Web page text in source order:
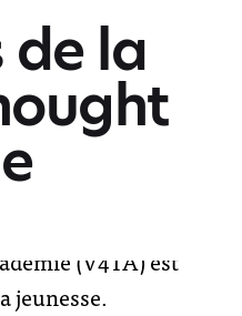
de la
(V4TA) est
jeunesse.